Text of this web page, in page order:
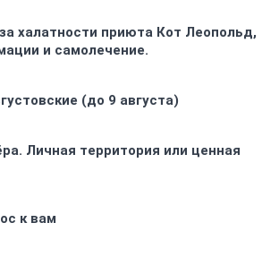
халатности приюта Кот Леопольд,
и самолечение.
(до 9 августа)
Личная территория или ценная
к вам